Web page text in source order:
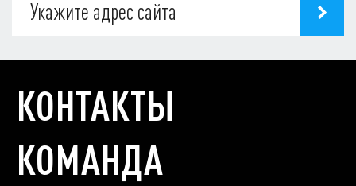
КОНТАКТЫ
КОМАНДА